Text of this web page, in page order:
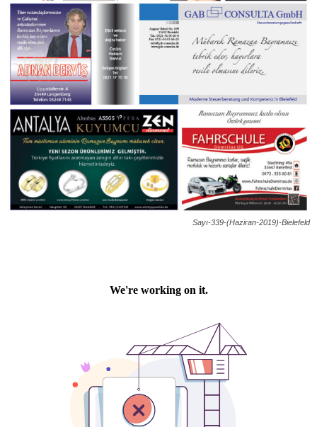
Sayı-339-(Haziran-2019)-Bielefeld